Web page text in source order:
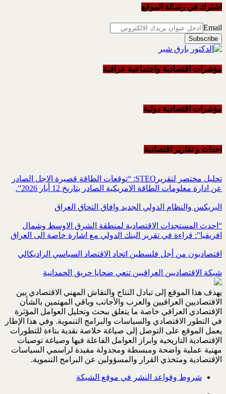
اشترك في رسالة الموقع
Email
مؤشرات اقتصادية واجتماعية عراقية
مؤشرات اقتصادية دولية
احداث و تقاریر اقتصادیة
تحليل مختصر لتقريرSTEO‏: “توقعات الطاقة قصيرة الاجل الصادر
عن ادارة معلومات الطاقة الامريكية ‏الصادر بتاريخ 12 أيار 2026”.‏
البريكس والنظام الدولي الجديد وافاق التحاق العراق
“احدث المستجدات الاقتصادية لمنطقة الشرق الاوسط وشمال
افريقيا”: قراءة في تقرير البنك الدولي مع اشارة خاصة الى العراق
اقتصاديون من أجل فلسطين اتحاد الاقتصاد السياسي الراديكالي
شبكة الاقتصاديين العراقيين تنعي ضحايا حريق الحمدانية
يهدف هذا الموقع إلى تبادل النتاج والنقاش المهني الاقتصادي بين
الاقتصاديين العراقيين والعرب والأجانب وباقي المهتمين بالشأن
الإقتصادي العراقي خاصة ما يتعلق ببحث وتحليل العوامل المؤثرة
في التطور الاقتصادي والسياسات والبرامج التنموية. وفي هذا الإطار
يعمل الموقع على التوصل إلى صياغة خلاصة نقدية بناءة للتطورات
الإقتصادية التاريخية وابراز العوامل الفاعلة فيها وصياغة توصيات
مهنية عملية واضحة ومبسطة ومجدولة مفيدة لراسمي السياسات
الإقتصادية ومتخذي القرار والمسؤولين عن البرامج التنموية.
شروط وقواعد النشر في موقع الشبكة